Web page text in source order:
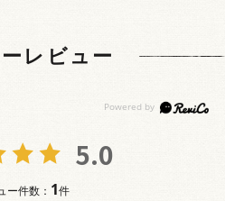
レビュー
5.0
ー件数： 1件